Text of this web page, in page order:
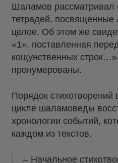
Шаламов рассматривал
тетрадей, посвященные
целое. Об этом же
«1», поставленная
кощунственных
пронумерованы.
Порядок стихотворений
цикле шаламоведы
хронологии событий,
каждом из текстов.
– Начальное